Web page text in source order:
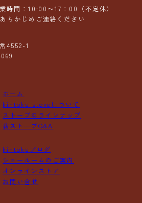
時間：10:00〜17：00（不定休）
らかじめご連絡ください
4552-1
ホーム
kintoku stoveについて
ストーブのラインナップ
薪ストーブQ&A
kintokuブログ
ショールームのご案内
オンラインストア
お問い合せ